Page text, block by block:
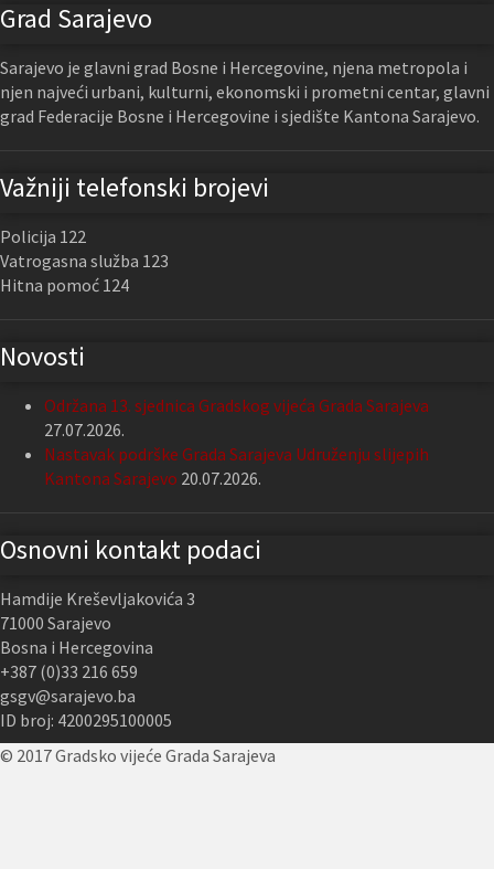
Grad Sarajevo
Sarajevo je glavni grad Bosne i Hercegovine, njena metropola i
njen najveći urbani, kulturni, ekonomski i prometni centar, glavni
grad Federacije Bosne i Hercegovine i sjedište Kantona Sarajevo.
Važniji telefonski brojevi
Policija 122
Vatrogasna služba 123
Hitna pomoć 124
Novosti
Održana 13. sjednica Gradskog vijeća Grada Sarajeva
27.07.2026.
Nastavak podrške Grada Sarajeva Udruženju slijepih
Kantona Sarajevo 20.07.2026.
Osnovni kontakt podaci
Hamdije Kreševljakovića 3
71000 Sarajevo
Bosna i Hercegovina
+387 (0)33 216 659
gsgv@sarajevo.ba
ID broj: 4200295100005
© 2017 Gradsko vijeće Grada Sarajeva